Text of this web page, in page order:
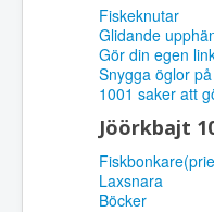
Fiskeknutar
Glidande
Gör din egen
Snygga öglor
1001 saker att
Jöörkbajt
Laxsnara
Böcker